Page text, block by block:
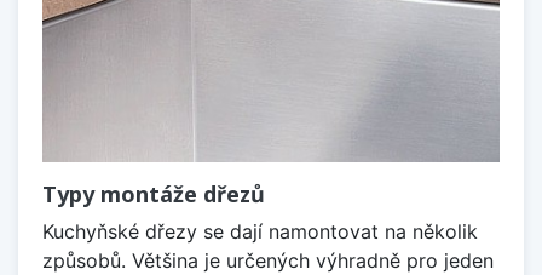
Typy montáže dřezů
Kuchyňské dřezy se dají namontovat na několik
způsobů. Většina je určených výhradně pro jeden